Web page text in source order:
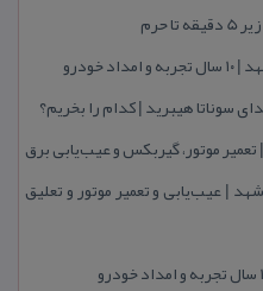
حرم
سوناتا هیبرید | كدام را بخریم؟
| عیب‌یابی و تعمیر موتور و تعلیق